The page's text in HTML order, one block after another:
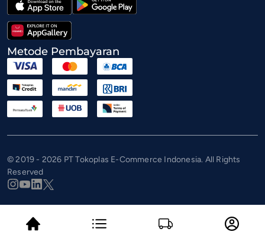
Metode Pembayaran
© 2019 - 2026 PT Tokoplas E-Commerce Indonesia. All Rights
Reserved